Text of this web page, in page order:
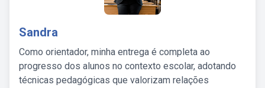
Sandra
Como orientador, minha entrega é completa ao
progresso dos alunos no contexto escolar, adotando
técnicas pedagógicas que valorizam relações